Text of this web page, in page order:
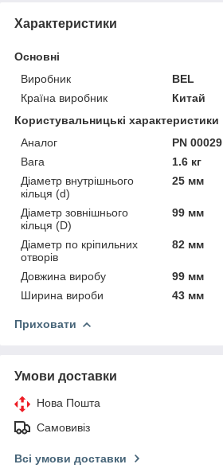
Характеристики
Основні
Виробник
BEL
Країна виробник
Китай
Користувальницькі характеристики
Аналог
PN 00029
Вага
1.6 кг
Діаметр внутрішнього
кільця (d)
25 мм
Діаметр зовнішнього
кільця (D)
99 мм
Діаметр по кріпильних
отворів
82 мм
Довжина виробу
99 мм
Ширина вироби
43 мм
Приховати
Умови доставки
Нова Пошта
Самовивіз
Всі умови доставки